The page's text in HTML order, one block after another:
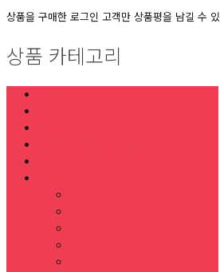
상품을 구매한 로그인 고객만 상품평을 남길 수
상품 카테고리